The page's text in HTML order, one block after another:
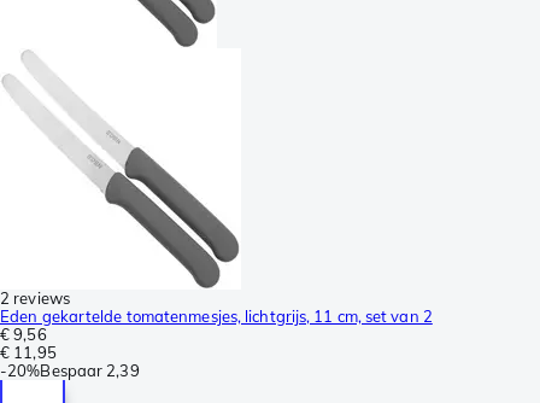
2 reviews
Eden gekartelde tomatenmesjes, lichtgrijs, 11 cm, set van 2
€ 9,56
€ 11,95
-20%Bespaar 2,39